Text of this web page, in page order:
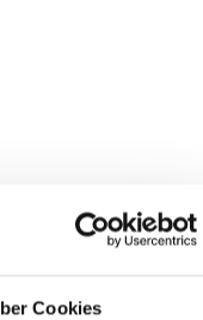
Cookies